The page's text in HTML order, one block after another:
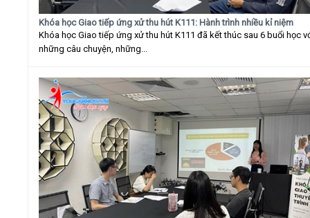
Khóa học Giao tiếp ứng xử thu hút K111: Hành trình nhiều kỉ niệm
Khóa học Giao tiếp ứng xử thu hút K111 đã kết thúc sau 6 buổi học
những câu chuyện, những...